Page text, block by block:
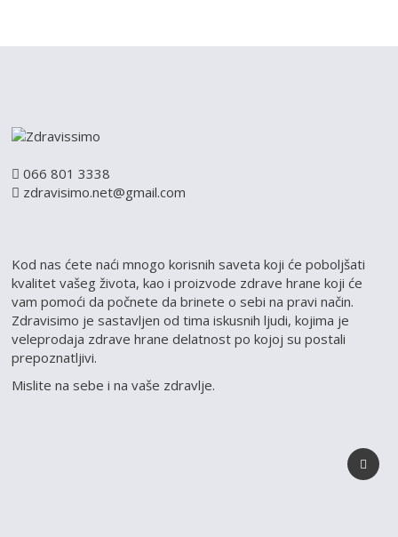
066 801 3338
zdravisimo.net@gmail.com
Kod nas ćete naći mnogo korisnih saveta koji će poboljšati
kvalitet vašeg života, kao i proizvode zdrave hrane koji će
vam pomoći da počnete da brinete o sebi na pravi način.
Zdravisimo je sastavljen od tima iskusnih ljudi, kojima je
veleprodaja zdrave hrane delatnost po kojoj su postali
prepoznatljivi.
Mislite na sebe i na vaše zdravlje.